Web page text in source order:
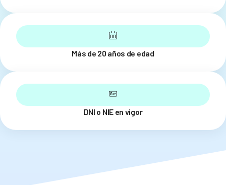
Más de 20 años de edad
DNI o NIE en vigor